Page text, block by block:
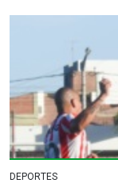
DEPORTES